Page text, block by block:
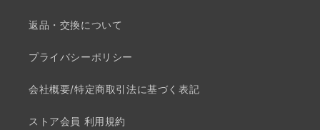
返品・交換について
プライバシーポリシー
会社概要/特定商取引法に基づく表記
ストア会員 利用規約